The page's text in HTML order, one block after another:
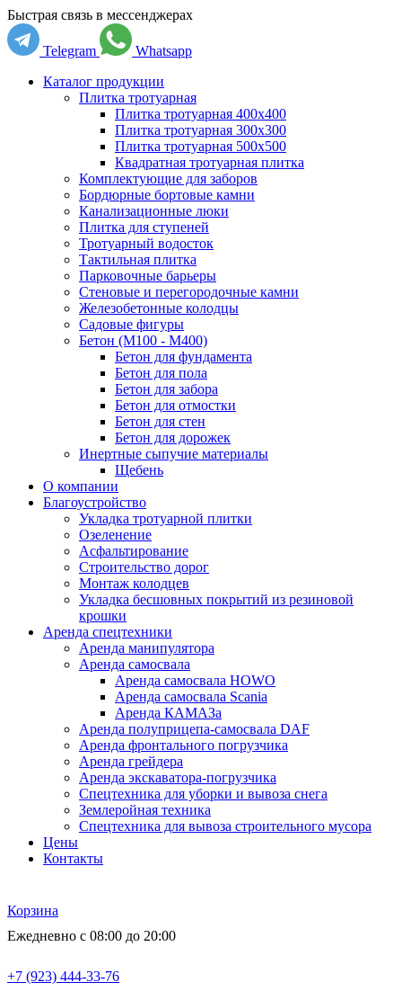
Быстрая связь в мессенджерах
Telegram
Whatsapp
Каталог продукции
Плитка тротуарная
Плитка тротуарная 400x400
Плитка тротуарная 300x300
Плитка тротуарная 500x500
Квадратная тротуарная плитка
Комплектующие для заборов
Бордюрные бортовые камни
Канализационные люки
Плитка для ступеней
Тротуарный водосток
Тактильная плитка
Парковочные барьеры
Стеновые и перегородочные камни
Железобетонные колодцы
Садовые фигуры
Бетон (М100 - М400)
Бетон для фундамента
Бетон для пола
Бетон для забора
Бетон для отмостки
Бетон для стен
Бетон для дорожек
Инертные сыпучие материалы
Щебень
О компании
Благоустройство
Укладка тротуарной плитки
Озеленение
Асфальтирование
Строительство дорог
Монтаж колодцев
Укладка бесшовных покрытий из резиновой
крошки
Аренда спецтехники
Аренда манипулятора
Аренда самосвала
Аренда самосвала HOWO
Аренда самосвала Scania
Аренда КАМАЗа
Аренда полуприцепа-самосвала DAF
Аренда фронтального погрузчика
Аренда грейдера
Аренда экскаватора-погрузчика
Спецтехника для уборки и вывоза снега
Землеройная техника
Спецтехника для вывоза строительного мусора
Цены
Контакты
Корзина
Ежедневно с 08:00 до 20:00
+7 (923) 444-33-76